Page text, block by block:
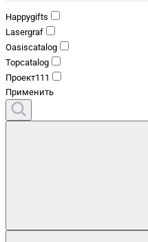
Happygifts
Lasergraf
Oasiscatalog
Topcatalog
Проект111
Применить